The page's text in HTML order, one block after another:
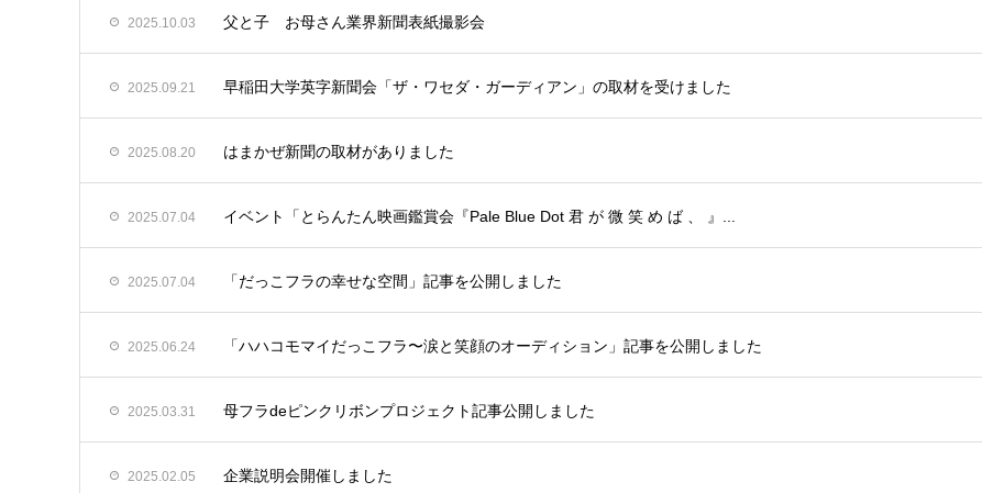
2025.10.03 父と子 お母さん業界新聞表紙撮影会
2025.09.21 早稲田大学英字新聞会「ザ・ワセダ・ガーディアン」の取材を受けました
2025.08.20 はまかぜ新聞の取材がありました
2025.07.04 イベント「とらんたん映画鑑賞会『Pale Blue Dot 君 が 微 笑 め ば 、 』...
2025.07.04 「だっこフラの幸せな空間」記事を公開しました
2025.06.24 「ハハコモマイだっこフラ〜涙と笑顔のオーディション」記事を公開しました
2025.03.31 母フラdeピンクリボンプロジェクト記事公開しました
2025.02.05 企業説明会開催しました